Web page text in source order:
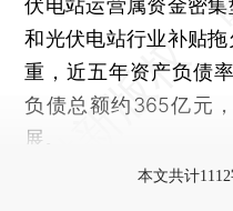
伏电站运营属资金密
和光伏电站行业补贴
重，近五年资产负债
负债总额约365亿元
展。
本文共计